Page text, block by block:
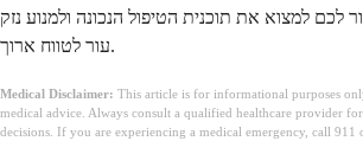
לכם למצוא את תוכנית הטיפול הנכונה ולמנוע נזק
עור לטווח ארוך.
Medical Disclaimer: This article is for informational purposes
medical advice. Always consult a qualified healthcare provider
decisions. If you are experiencing a medical emergency, call 911